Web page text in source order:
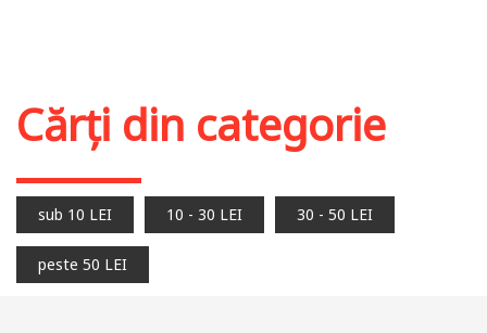
Cărți din categorie
sub 10 LEI 10 - 30 LEI 30 - 50 LEI
peste 50 LEI